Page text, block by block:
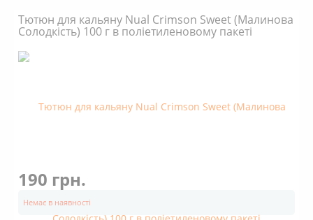
Тютюн для кальяну Nual Crimson Sweet (Малинова
Солодкість) 100 г в поліетиленовому пакеті
190 грн.
Немає в наявності